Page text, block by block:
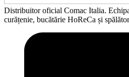
Distribuitor oficial Comac Italia.
curățenie, bucătărie HoReCa și